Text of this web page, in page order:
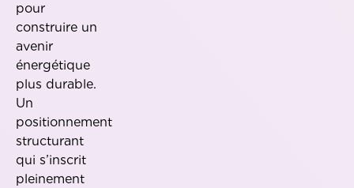
pour
construire un
avenir
énergétique
plus durable.
Un
positionnement
structurant
qui s’inscrit
pleinement